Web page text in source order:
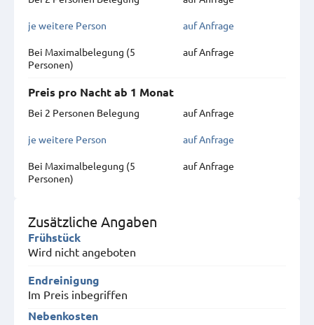
je weitere Person auf Anfrage
Bei Maximal­belegung (5
Personen)
auf Anfrage
Preis pro Nacht ab 1 Monat
Bei 2 Personen Belegung
auf Anfrage
je weitere Person auf Anfrage
Bei Maximal­belegung (5
Personen)
auf Anfrage
Zusätzliche Angaben
Frühstück
Wird nicht angeboten
Endreinigung
Im Preis inbegriffen
Nebenkosten